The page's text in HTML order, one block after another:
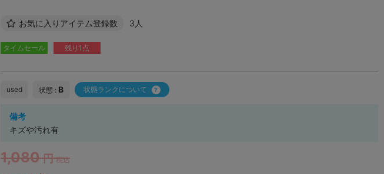
お気に入りアイテム登録数 3人
タイムセール 残り1点
used 状態 : B 状態ランクについて
備考
キズや汚れ有
1,080 円 税込